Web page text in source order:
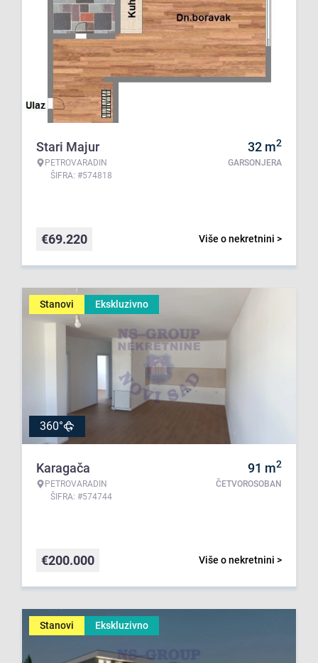
Stari Majur
PETROVARADIN
ŠIFRA: #574818
32 m2
GARSONJERA
Više o nekretnini >
€69.220
Stanovi Ekskluzivno
360°
Karagača
PETROVARADIN
ŠIFRA: #574744
91 m2
ČETVOROSOBAN
Više o nekretnini >
€200.000
Stanovi Ekskluzivno